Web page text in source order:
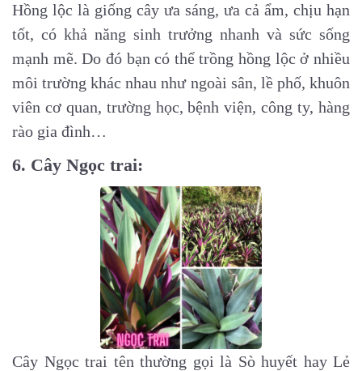
Hồng lộc là giống cây ưa sáng, ưa cả ẩm, chịu hạn
tốt, có khả năng sinh trưởng nhanh và sức sống
mạnh mẽ. Do đó bạn có thể trồng hồng lộc ở nhiều
môi trường khác nhau như ngoài sân, lề phố, khuôn
viên cơ quan, trường học, bệnh viện, công ty, hàng
rào gia đình…
6. Cây Ngọc trai:
Cây Ngọc trai tên thường gọi là Sò huyết hay Lẻ